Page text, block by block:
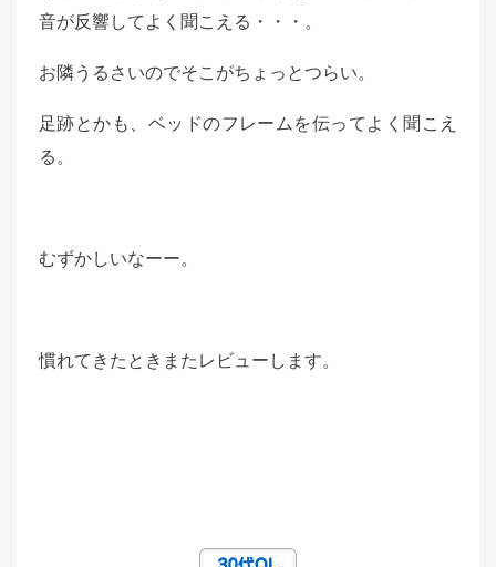
音が反響してよく聞こえる・・・。
お隣うるさいのでそこがちょっとつらい。
足跡とかも、ベッドのフレームを伝ってよく聞こえ
る。
むずかしいなーー。
慣れてきたときまたレビューします。